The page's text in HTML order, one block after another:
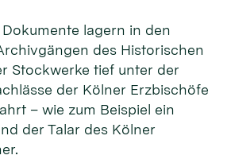
lagern in den
des Historischen
Stockwerke tief unter der
der Kölner Erzbischöfe
– wie zum Beispiel ein
der Talar des Kölner